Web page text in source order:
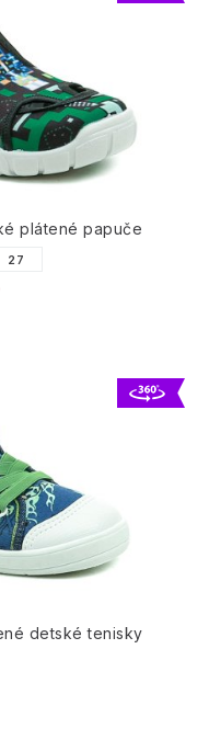
plátené papuče
27
detské tenisky